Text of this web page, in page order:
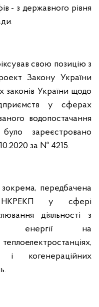
- з державного рівня
свою позицію з
Закону України
законів України щодо
у сферах
водопостачання
зареєстровано
за № 4215.
передбачена
НКРЕКП у сфері
діяльності з
енергії на
і когенераційних